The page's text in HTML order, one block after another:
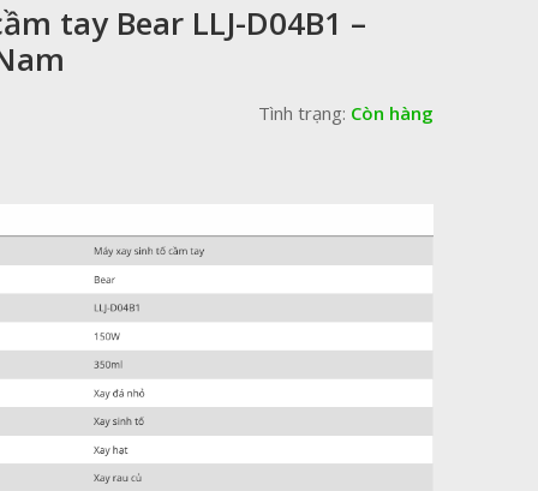
tay Bear LLJ-D04B1 –
Tình trạng: Còn hàng